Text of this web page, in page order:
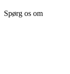
Spørg os om